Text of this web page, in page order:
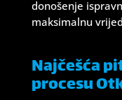
donošenje
maksimalnu
Najčešća
procesu